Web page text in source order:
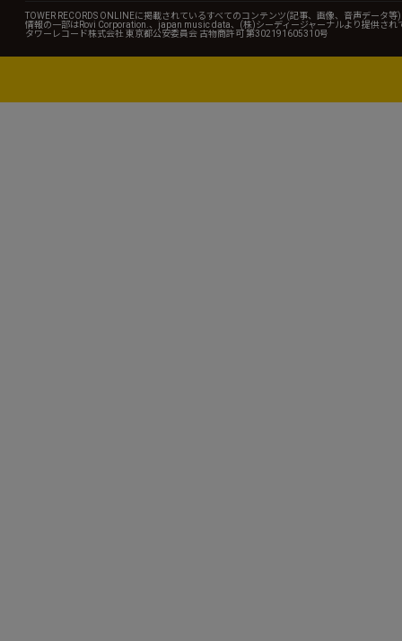
TOWER RECORDS ONLINEに掲載されているすべてのコンテンツ(記事、画像、音声データ
情報の一部はRovi Corporation.、japan music data、(株)シーディージャーナルより提供され
タワーレコード株式会社 東京都公安委員会 古物商許可 第302191605310号